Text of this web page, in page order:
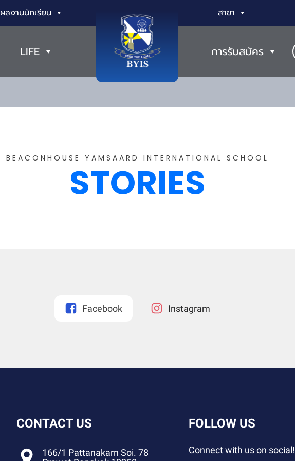
ผลงานนักเรียน สาขา
LIFE การรับสมัคร
BEACONHOUSE YAMSAARD INTERNATIONAL SCHOOL
STORIES
Facebook Instagram
CONTACT US
166/1 Pattanakarn Soi. 78
FOLLOW US
Connect with us on social!